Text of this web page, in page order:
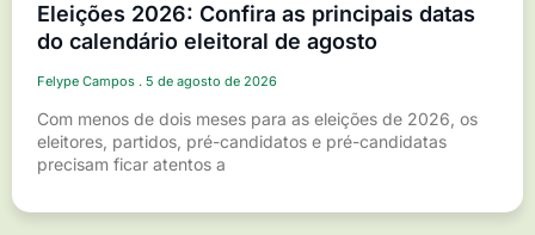
Eleições 2026: Confira as principais datas
do calendário eleitoral de agosto
Felype Campos 5 de agosto de 2026
Com menos de dois meses para as eleições de 2026, os
eleitores, partidos, pré-candidatos e pré-candidatas
precisam ficar atentos a